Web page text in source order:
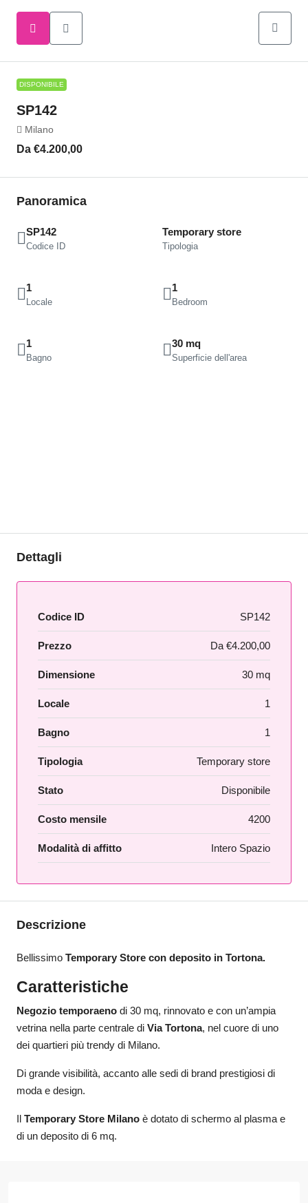
DISPONIBILE
SP142
Milano
Da €4.200,00
Panoramica
SP142
Codice ID
Temporary store
Tipologia
1
Locale
1
Bedroom
1
Bagno
30 mq
Superficie dell'area
Dettagli
Codice ID SP142
Prezzo Da €4.200,00
Dimensione 30 mq
Locale 1
Bagno 1
Tipologia Temporary store
Stato Disponibile
Costo mensile 4200
Modalità di affitto Intero Spazio
Descrizione
Bellissimo Temporary Store con deposito in Tortona.
Caratteristiche
Negozio temporaeno di 30 mq, rinnovato e con un’ampia
vetrina nella parte centrale di Via Tortona, nel cuore di uno
dei quartieri più trendy di Milano.
Di grande visibilità, accanto alle sedi di brand prestigiosi di
moda e design.
Il Temporary Store Milano è dotato di schermo al plasma e
di un deposito di 6 mq.